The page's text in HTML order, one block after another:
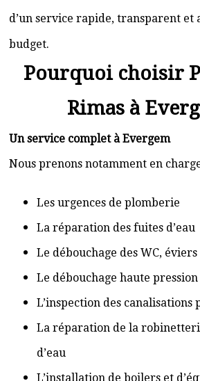
d’un service rapide, transparent et
budget.
Pourquoi choisir
Rimas à
Un service complet à Evergem
Nous prenons notamment en
Les urgences de plomberie
La réparation des fuites d’eau
Le débouchage des WC,
Le débouchage haute pression
L’inspection des canalisations
La réparation de la
d’eau
L’installation de boilers et